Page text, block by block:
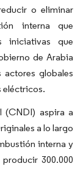
o eliminar
interna que
iniciativas que
de Arabia
globales
eléctricos.
(CNDI) aspira a
a lo largo
interna y
300.000